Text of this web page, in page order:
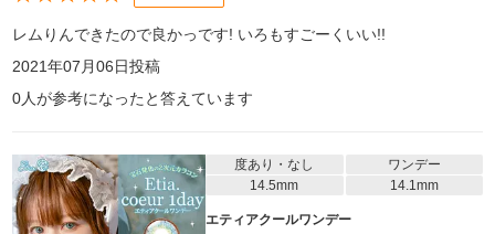
レムりんできたので良かっです! いろもすごーくいい!!
2021年07月06日投稿
0人が参考になったと答えています
度あり・なし
ワンデー
14.5mm
14.1mm
エティアクールワンデー